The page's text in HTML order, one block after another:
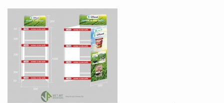
THIẾT KẾ SẢN XUẤT
LỊCH TẾT KIM PHONG